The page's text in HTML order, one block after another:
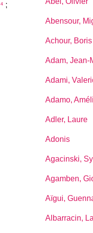
⁴ ;
Abensour,
Achour, Boris
Adam, Jean-
Adami,
Adamo,
Adler, Laure
Adonis
Agacinski,
Agamben,
Aïgui,
Albarracin,